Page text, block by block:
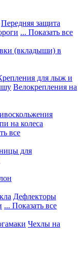
Передняя защита
... Показать все
(вкладыши) в
для лыж и
Велокрепления на
на колеса
все
для
Дефлекторы
... Показать все
Чехлы на